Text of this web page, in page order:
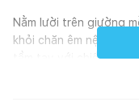
Nằm lười trên giường
khỏi chăn êm nệm ấm
tầm tay với chiếc bàn